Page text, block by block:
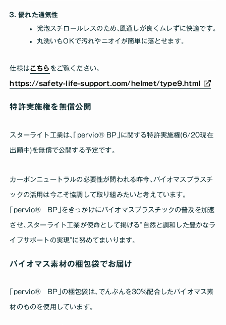
優れた通気性
発泡スチロールレスのため､風通しが良くムレずに快適です｡
丸洗いもOKで汚れやニオイが簡単に落とせます｡
仕様はこちら をご覧ください｡
https://safety-life-support.com/helmet/type9.html
特許実施権を無償公開
スターライト工業は､｢pervio® BP｣に関する特許実施権(6/20現在
出願中)を無償で公開する予定です。
カーボンニュートラルの必要性が問われる昨今､バイオマスプラスチ
ックの活用は今こそ協調して取り組みたいと考えています。
｢pervio® BP｣をきっかけにバイオマスプラスチックの普及を加速
させ､スターライト工業が使命として掲げる“自然と調和した豊かなラ
イフサポートの実現”に努めてまいります。
バイオマス素材の梱包袋でお届け
｢pervio® BP｣の梱包袋は､でんぷんを30%配合したバイオマス素
材のものを使用しています。